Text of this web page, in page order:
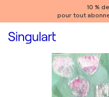
10 %
pour tout